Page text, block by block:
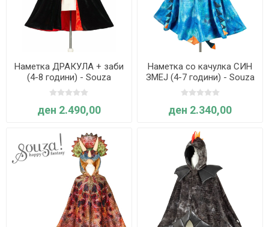
Наметка ДРАКУЛА + заби
(4-8 години) - Souza
ден 2.490,00
Наметка со качулка СИН
ЗМЕЈ (4-7 години) - Souza
ден 2.340,00